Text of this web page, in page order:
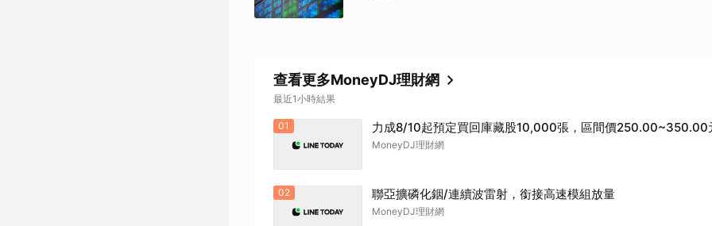
查看更多MoneyDJ理財網
最近1小時結果
01 力成8/10起預定買回庫藏股10,000張，區間價250.00~350.00
MoneyDJ理財網
02 聯亞擴磷化銦/連續波雷射，銜接高速模組放量
MoneyDJ理財網